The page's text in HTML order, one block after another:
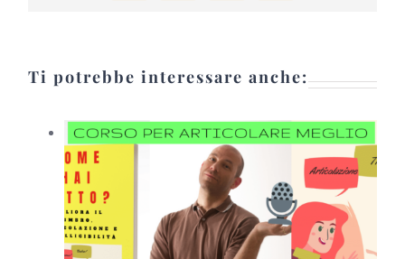
Ti potrebbe interessare anche: